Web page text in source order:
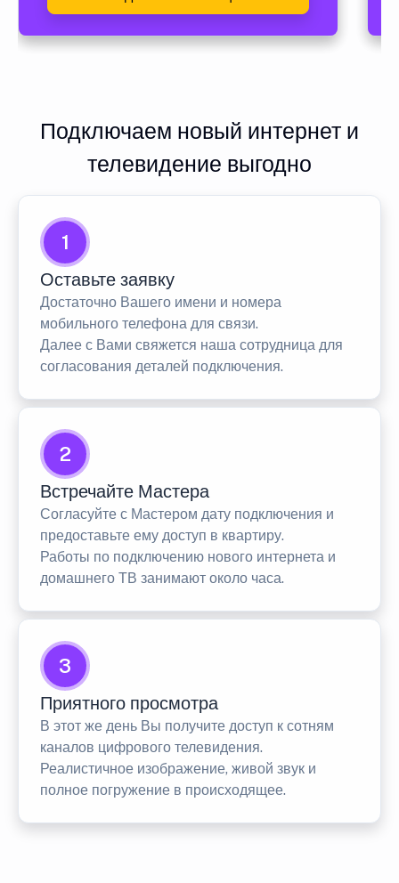
Подключаем новый интернет и
телевидение выгодно
1
Оставьте заявку
Достаточно Вашего имени и номера
мобильного телефона для связи.
Далее с Вами свяжется наша сотрудница для
согласования деталей подключения.
2
Встречайте Мастера
Согласуйте с Мастером дату подключения и
предоставьте ему доступ в квартиру.
Работы по подключению нового интернета и
домашнего ТВ занимают около часа.
3
Приятного просмотра
В этот же день Вы получите доступ к сотням
каналов цифрового телевидения.
Реалистичное изображение, живой звук и
полное погружение в происходящее.